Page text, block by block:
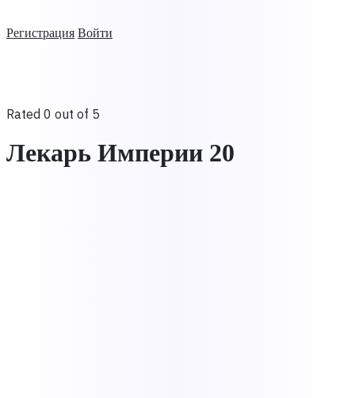
Регистрация Войти
Rated 0 out of 5
Лекарь Империи 20